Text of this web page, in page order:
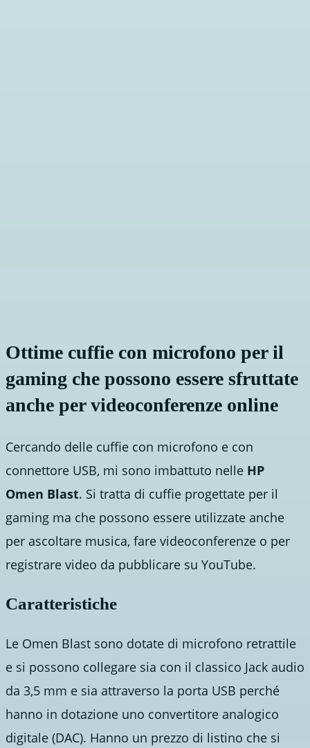
Ottime cuffie con microfono per il
gaming che possono essere sfruttate
anche per videoconferenze online
Cercando delle cuffie con microfono e con
connettore USB, mi sono imbattuto nelle HP
Omen Blast. Si tratta di cuffie progettate per il
gaming ma che possono essere utilizzate anche
per ascoltare musica, fare videoconferenze o per
registrare video da pubblicare su YouTube.
Caratteristiche
Le Omen Blast sono dotate di microfono retrattile
e si possono collegare sia con il classico Jack audio
da 3,5 mm e sia attraverso la porta USB perché
hanno in dotazione uno convertitore analogico
digitale (DAC). Hanno un prezzo di listino che si